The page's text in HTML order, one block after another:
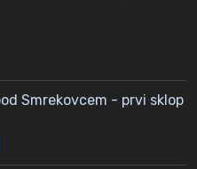
Smrekovcem - prvi sklop